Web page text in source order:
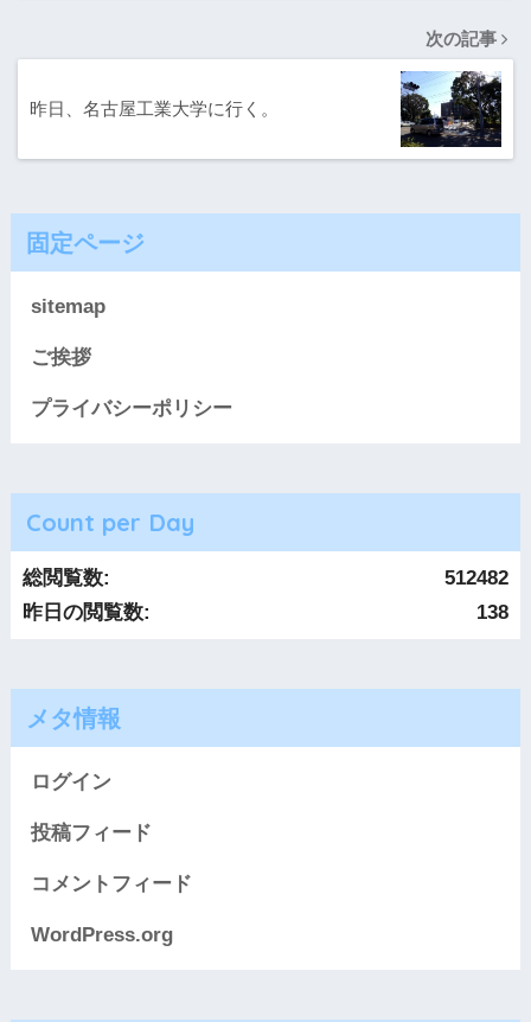
次の記事
昨日、名古屋工業大学に行く。
固定ページ
sitemap
ご挨拶
プライバシーポリシー
Count per Day
512482
総閲覧数:
138
昨日の閲覧数:
メタ情報
ログイン
投稿フィード
コメントフィード
WordPress.org